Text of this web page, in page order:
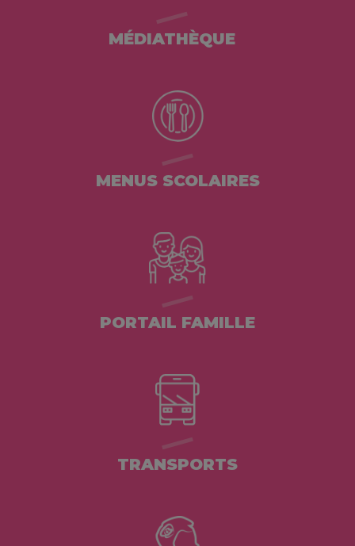
MÉDIATHÈQUE
MENUS SCOLAIRES
PORTAIL FAMILLE
TRANSPORTS